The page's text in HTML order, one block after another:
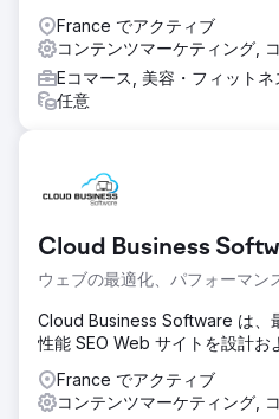
France でアクティブ
コンテンツマーケティング,
Eコマース, 美容・フィットネ
任意
Cloud Business
ウェブの最適化、パフォーマン
Cloud Business Software は、
性能 SEO Web サイトを設計お
France でアクティブ
コンテンツマーケティング,